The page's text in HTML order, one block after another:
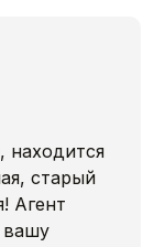
находится
старый
Агент
вашу